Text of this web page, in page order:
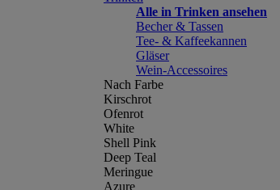
Alle in Trinken ansehen
Becher & Tassen
Tee- & Kaffeekannen
Gläser
Wein-Accessoires
Nach Farbe
Kirschrot
Ofenrot
White
Shell Pink
Deep Teal
Meringue
Azure